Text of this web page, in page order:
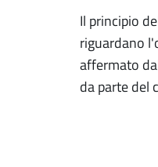
Il principio
riguardano
affermato
da parte del